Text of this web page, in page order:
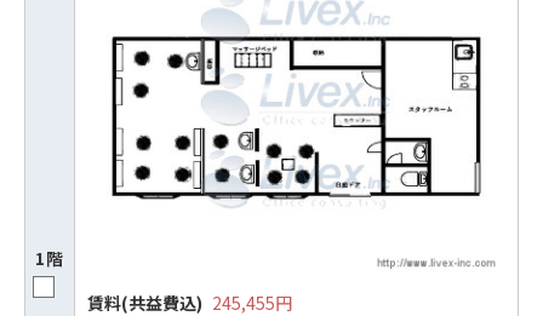
1階
賃料(共益費込) 245,455円